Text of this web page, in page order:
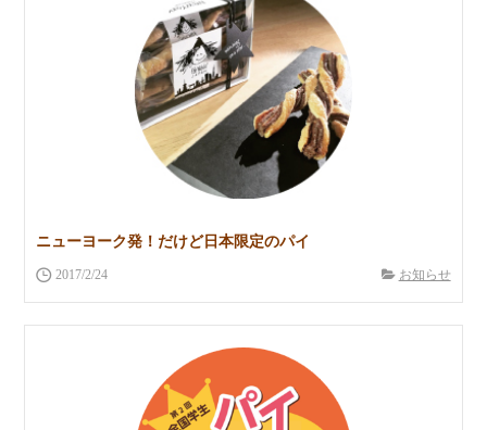
ニューヨーク発！だけど日本限定のパイ
2017/2/24 お知らせ